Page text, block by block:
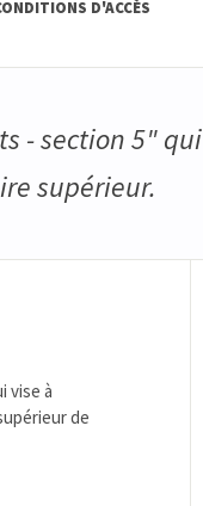
D'ACCÈS
- section 5" qui
supérieur.
vise à
de